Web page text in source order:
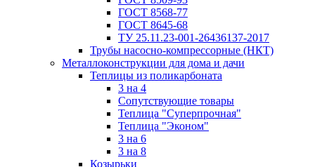
ГОСТ 8568-77
ГОСТ 8645-68
ТУ 25.11.23-001-26436137-2017
Трубы насосно-компрессорные (НКТ)
Металлоконструкции для дома и дачи
Теплицы из поликарбоната
3 на 4
Сопутствующие товары
Теплица "Суперпрочная"
Теплица "Эконом"
3 на 6
3 на 8
Козырьки